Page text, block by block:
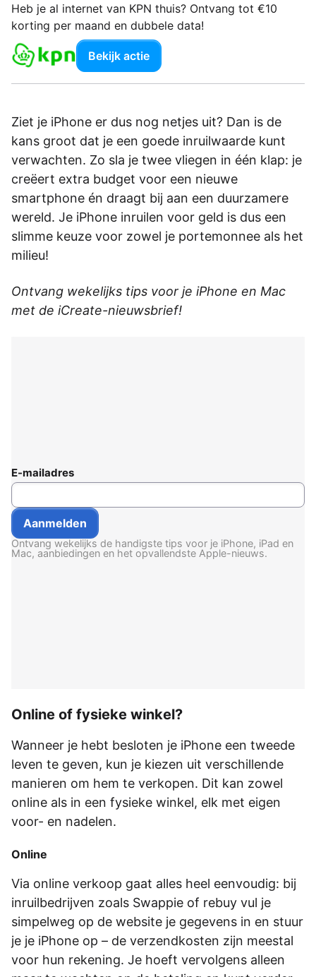
Heb je al internet van KPN thuis? Ontvang tot €10
korting per maand en dubbele data!
Bekijk actie
Ziet je iPhone er dus nog netjes uit? Dan is de
kans groot dat je een goede inruilwaarde kunt
verwachten. Zo sla je twee vliegen in één klap: je
creëert extra budget voor een nieuwe
smartphone én draagt bij aan een duurzamere
wereld. Je iPhone inruilen voor geld is dus een
slimme keuze voor zowel je portemonnee als het
milieu!
Ontvang wekelijks tips voor je iPhone en Mac
met de iCreate-nieuwsbrief!
E-mailadres
Ontvang wekelijks de handigste tips voor je iPhone, iPad en
Mac, aanbiedingen en het opvallendste Apple-nieuws.
Online of fysieke winkel?
Wanneer je hebt besloten je iPhone een tweede
leven te geven, kun je kiezen uit verschillende
manieren om hem te verkopen. Dit kan zowel
online als in een fysieke winkel, elk met eigen
voor- en nadelen.
Online
Via online verkoop gaat alles heel eenvoudig: bij
inruilbedrijven zoals Swappie of rebuy vul je
simpelweg op de website je gegevens in en stuur
je je iPhone op – de verzendkosten zijn meestal
voor hun rekening. Je hoeft vervolgens alleen